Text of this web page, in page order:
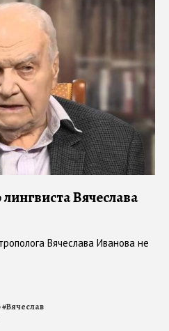
Вячеслава
Вячеслава Иванова не
#Вячеслав